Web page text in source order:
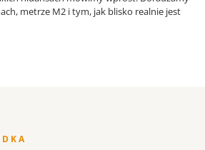
metrze M2 i tym, jak blisko realnie jest